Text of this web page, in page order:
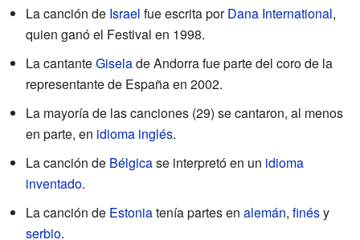
La canción de Israel fue escrita porDana International,
quien ganó el Festival en 1998.
La cantanteGiselade Andorra fue parte del coro de la
representante de España en 2002.
La mayoría de las canciones (29) se cantaron, al menos
en parte, en idioma inglés.
La canción de Bélgicase interpretó en un idioma
inventado.
La canción de Estoniatenía partes en alemán, finésy
serbio.